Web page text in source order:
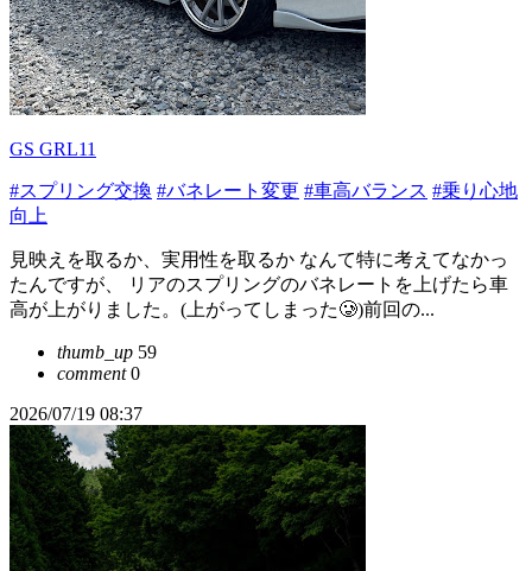
GS GRL11
#スプリング交換 #バネレート変更 #車高バランス #乗り心地
向上
見映えを取るか、実用性を取るか なんて特に考えてなかっ
たんですが、 リアのスプリングのバネレートを上げたら車
高が上がりました。(上がってしまった🥲)前回の...
thumb_up 59
comment0
2026/07/19 08:37